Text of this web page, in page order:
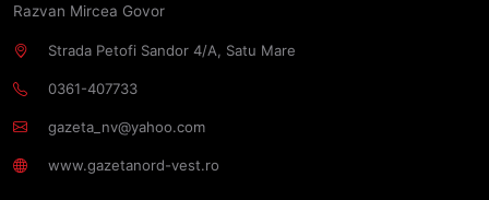
Razvan Mircea Govor
Strada Petofi Sandor 4/A, Satu Mare
0361-407733
gazeta_nv@yahoo.com
www.gazetanord-vest.ro